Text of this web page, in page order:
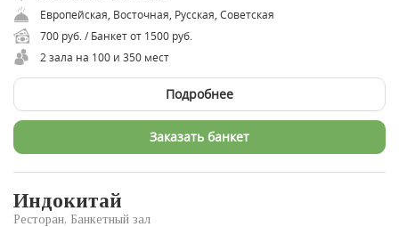
Европейская, Восточная, Русская, Советская
700 руб. / Банкет от 1500 руб.
2 зала на 100 и 350 мест
Подробнее
Заказать банкет
Индокитай
Ресторан, Банкетный зал